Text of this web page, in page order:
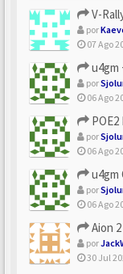
V-Rally
por
07 Ago
u4gm +
por
06 Ago
POE2
por
06 Ago
u4gm
por
06 Ago
Aion 2
por
30 Jul